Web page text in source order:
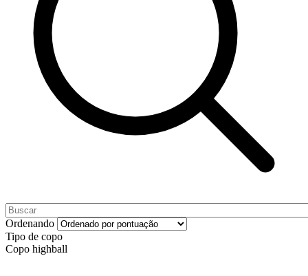
Ordenando
Tipo de copo
Copo highball